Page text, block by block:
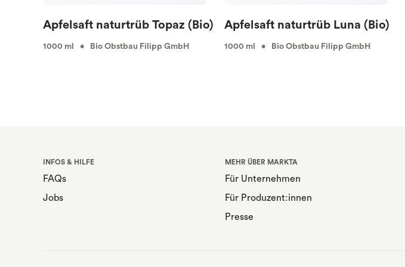
Apfelsaft naturtrüb Topaz (Bio)
1000 ml • Bio Obstbau Filipp GmbH
Apfelsaft naturtrüb Luna (Bio)
1000 ml • Bio Obstbau Filipp GmbH
INFOS & HILFE
FAQs
Jobs
MEHR ÜBER MARKTA
Für Unternehmen
Für Produzent:innen
Presse